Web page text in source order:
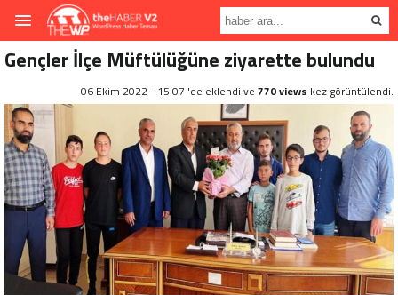
Gençler İlçe Müftülüğüne ziyarette bulundu
06 Ekim 2022 - 15:07 'de eklendi ve 770 views kez görüntülendi.